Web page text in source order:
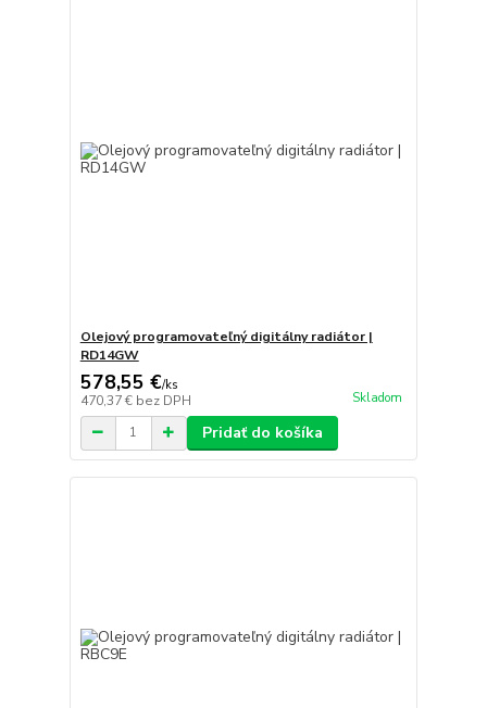
Olejový programovateľný digitálny radiátor |
RD14GW
578,55 €/ks
470,37 € bez DPH Skladom
Pridať do košíka